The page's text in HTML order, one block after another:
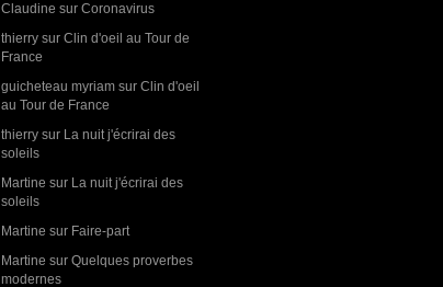
Claudine sur Coronavirus
thierry sur Clin d'oeil au Tour de
France
guicheteau myriam sur Clin d'oeil
au Tour de France
thierry sur La nuit j'écrirai des
soleils
Martine sur La nuit j'écrirai des
soleils
Martine sur Faire-part
Martine sur Quelques proverbes
modernes